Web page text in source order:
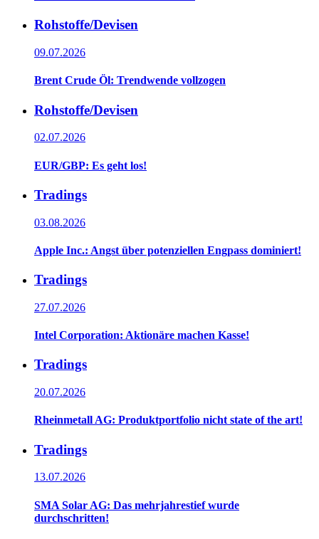
Rohstoffe/Devisen
09.07.2026
Brent Crude Öl: Trendwende vollzogen
Rohstoffe/Devisen
02.07.2026
EUR/GBP: Es geht los!
Tradings
03.08.2026
Apple Inc.: Angst über potenziellen Engpass dominiert!
Tradings
27.07.2026
Intel Corporation: Aktionäre machen Kasse!
Tradings
20.07.2026
Rheinmetall AG: Produktportfolio nicht state of the art!
Tradings
13.07.2026
SMA Solar AG: Das mehrjahrestief wurde
durchschritten!